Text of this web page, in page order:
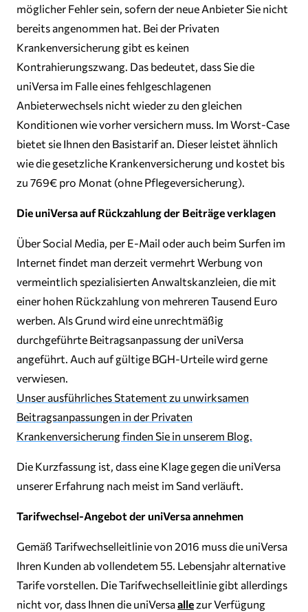
möglicher Fehler sein, sofern der neue Anbieter Sie nicht
bereits angenommen hat. Bei der Privaten
Krankenversicherung gibt es keinen
Kontrahierungszwang. Das bedeutet, dass Sie die
uniVersa im Falle eines fehlgeschlagenen
Anbieterwechsels nicht wieder zu den gleichen
Konditionen wie vorher versichern muss. Im Worst-Case
bietet sie Ihnen den Basistarif an. Dieser leistet ähnlich
wie die gesetzliche Krankenversicherung und kostet bis
zu 769€ pro Monat (ohne Pflegeversicherung).
Die uniVersa auf Rückzahlung der Beiträge verklagen
Über Social Media, per E-Mail oder auch beim Surfen im
Internet findet man derzeit vermehrt Werbung von
vermeintlich spezialisierten Anwaltskanzleien, die mit
einer hohen Rückzahlung von mehreren Tausend Euro
werben. Als Grund wird eine unrechtmäßig
durchgeführte Beitragsanpassung der uniVersa
angeführt. Auch auf gültige BGH-Urteile wird gerne
verwiesen.
Unser ausführliches Statement zu unwirksamen
Beitragsanpassungen in der Privaten
Krankenversicherung finden Sie in unserem Blog.
Die Kurzfassung ist, dass eine Klage gegen die uniVersa
unserer Erfahrung nach meist im Sand verläuft.
Tarifwechsel-Angebot der uniVersa annehmen
Gemäß Tarifwechselleitlinie von 2016 muss die uniVersa
Ihren Kunden ab vollendetem 55. Lebensjahr alternative
Tarife vorstellen. Die Tarifwechselleitlinie gibt allerdings
nicht vor, dass Ihnen die uniVersaallezur Verfügung